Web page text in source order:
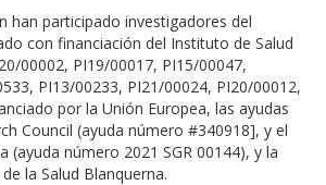
han participado investigadores del
con financiación del Instituto de Salud
00002, PI19/00017, PI15/00047,
PI13/00233, PI21/00024, PI20/00012,
por la Unión Europea, las ayudas
Council (ayuda número #340918], y el
(ayuda número 2021 SGR 00144), y la
la Salud Blanquerna.